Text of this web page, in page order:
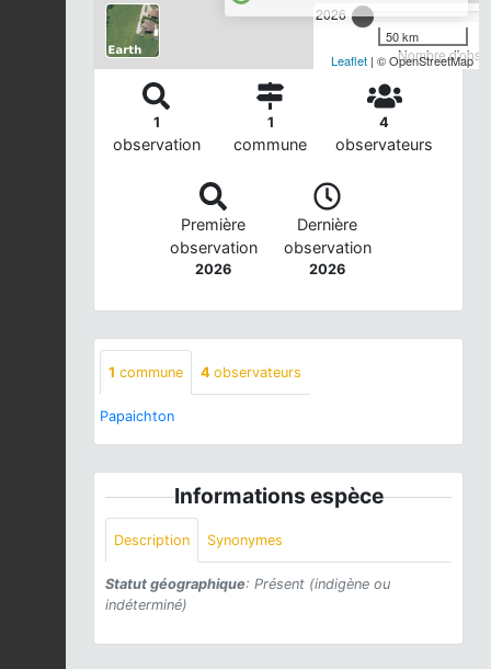
2026
Nombre
50 km
Leaflet | © OpenStreetMap
1
observation
1
commune
4
observateurs
Première
observation
2026
Dernière
observation
2026
1 commune 4 observateurs
Papaichton
Informations espèce
Description Synonymes
Statut géographique: Présent (indigène ou
indéterminé)